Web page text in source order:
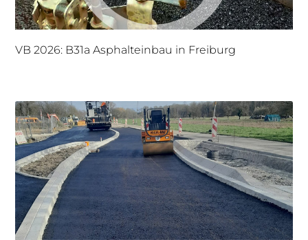
VB 2026: B31a Asphalteinbau in Freiburg